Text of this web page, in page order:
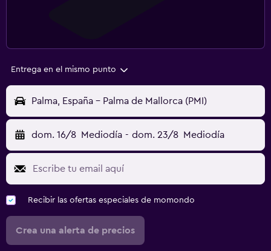
Entrega en el mismo punto
Palma, España - Palma de Mallorca (PMI)
dom. 16/8 Mediodía - dom. 23/8 Mediodía
Recibir las ofertas especiales de momondo
Crea una alerta de precios